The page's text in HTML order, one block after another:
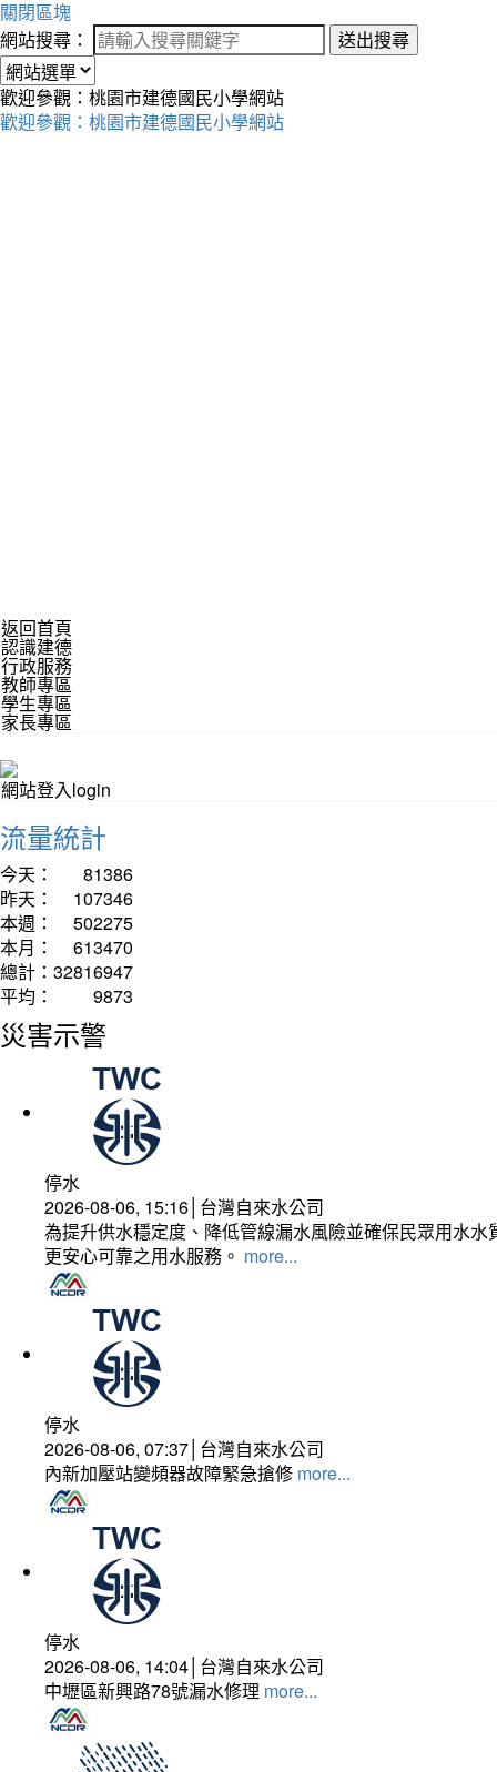
關閉區塊
網站搜尋：
送出搜尋
歡迎參觀：桃園市建德國民小學網站
歡迎參觀：桃園市建德國民小學網站
返回首頁
認識建德
行政服務
教師專區
學生專區
家長專區
網站登入login
流量統計
今天：
81386
昨天：
107346
本週：
502275
本月：
613470
總計： 32816947
平均：
9873
災害示警
停水
2026-08-06, 15:16│台灣自來水公司
為提升供水穩定度、降低管線漏水風險並確保民眾用水
更安心可靠之用水服務。 more...
停水
2026-08-06, 07:37│台灣自來水公司
內新加壓站變頻器故障緊急搶修 more...
停水
2026-08-06, 14:04│台灣自來水公司
中壢區新興路78號漏水修理 more...